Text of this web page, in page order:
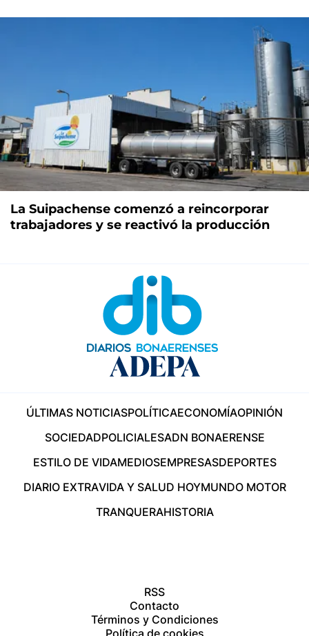
La Suipachense comenzó a reincorporar
trabajadores y se reactivó la producción
ÚLTIMAS NOTICIASPOLÍTICAECONOMÍAOPINIÓN
SOCIEDADPOLICIALESADN BONAERENSE
ESTILO DE VIDAMEDIOSEMPRESASDEPORTES
DIARIO EXTRAVIDA Y SALUD HOYMUNDO MOTOR
TRANQUERAHISTORIA
RSS
Contacto
Términos y Condiciones